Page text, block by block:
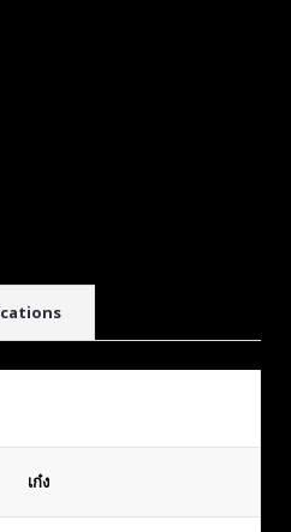
เก๋ง